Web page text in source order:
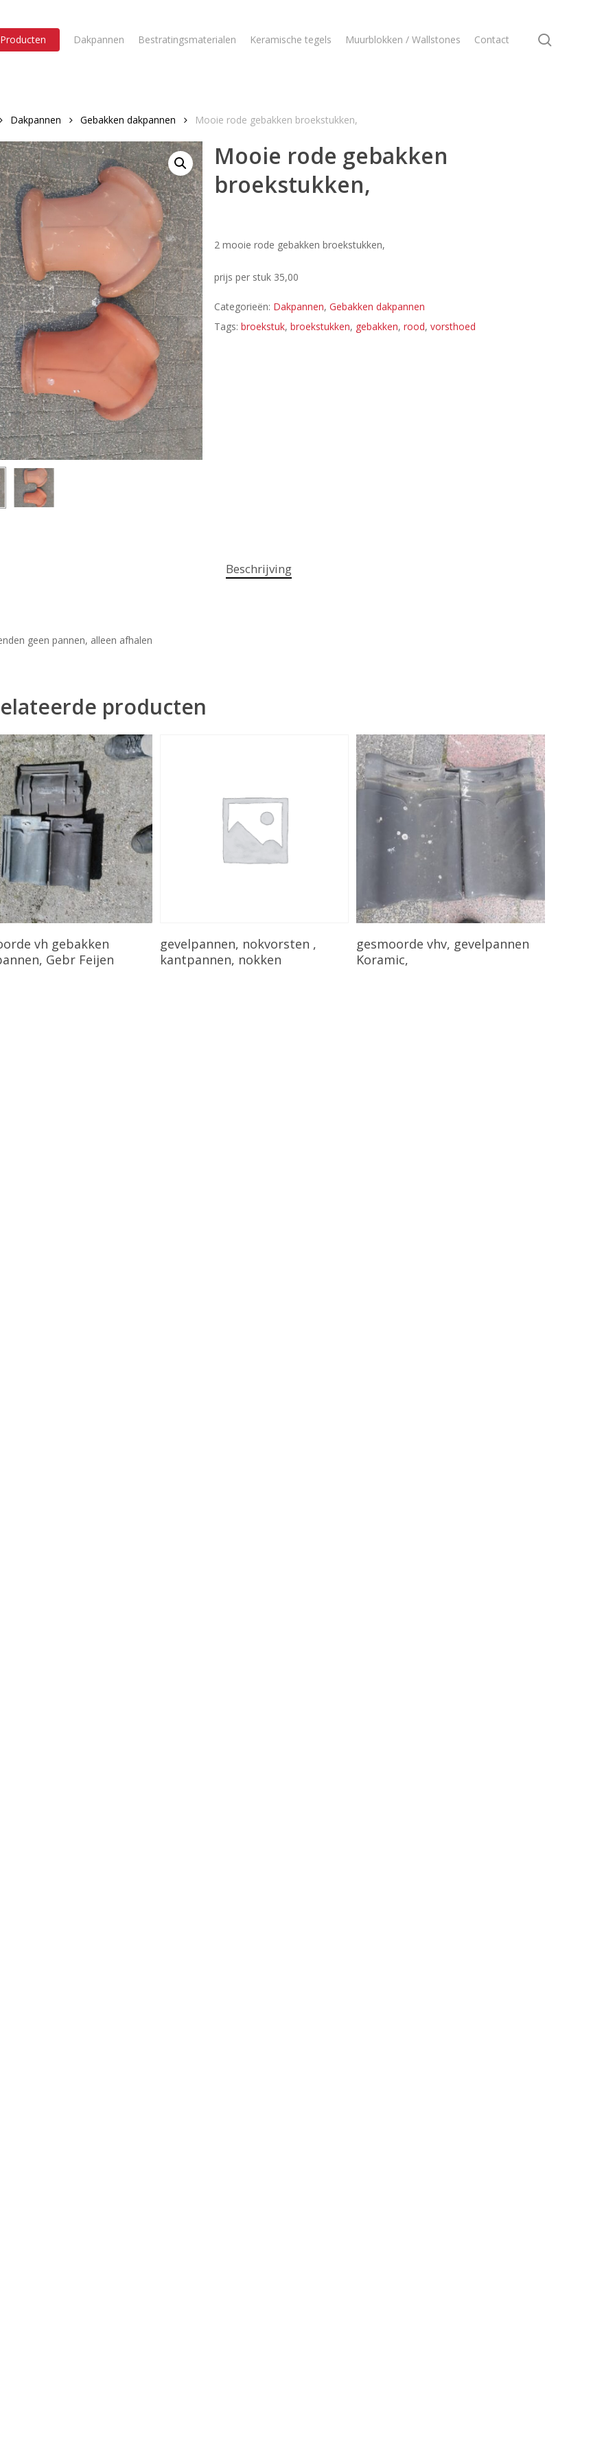
Producten Dakpannen Bestratingsmaterialen Keramische tegels Muurblokken / Wallstones Contact
Dakpannen Gebakken dakpannen Mooie rode gebakken broekstukken,
Mooie rode gebakken
broekstukken,
2 mooie rode gebakken broekstukken,
prijs per stuk 35,00
Categorieën: Dakpannen,Gebakken dakpannen
Tags:broekstuk,broekstukken, gebakken,rood,vorsthoed
Beschrijving
geen pannen, alleen afhalen
producten
Bekijk Product
vh gebakken
Gebr Feijen
Bekijk Product
gevelpannen, nokvorsten ,
kantpannen, nokken
Bekijk Product
gesmoorde vhv, gevelpannen
Koramic,